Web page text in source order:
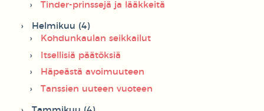
Tinder-prinssejä ja lääkkeitä
Helmikuu (4)
Kohdunkaulan seikkailut
Itsellisiä päätöksiä
Häpeästä avoimuuteen
Tanssien uuteen vuoteen